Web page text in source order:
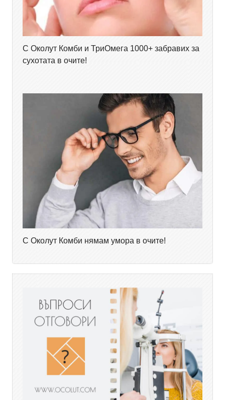
С Околут Комби и ТриОмега 1000+ забравих за
сухотата в очите!
С Околут Комби нямам умора в очите!